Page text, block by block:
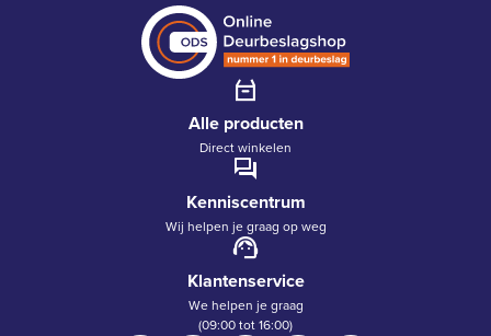
Alle producten
Direct winkelen
Kenniscentrum
Wij helpen je graag op weg
Klantenservice
We helpen je graag
(09:00 tot 16:00)